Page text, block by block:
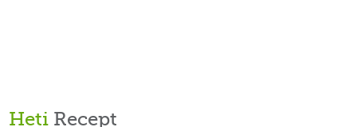
Heti Recept